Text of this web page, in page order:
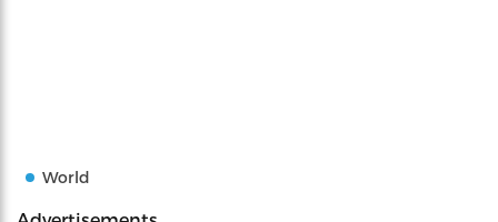
World